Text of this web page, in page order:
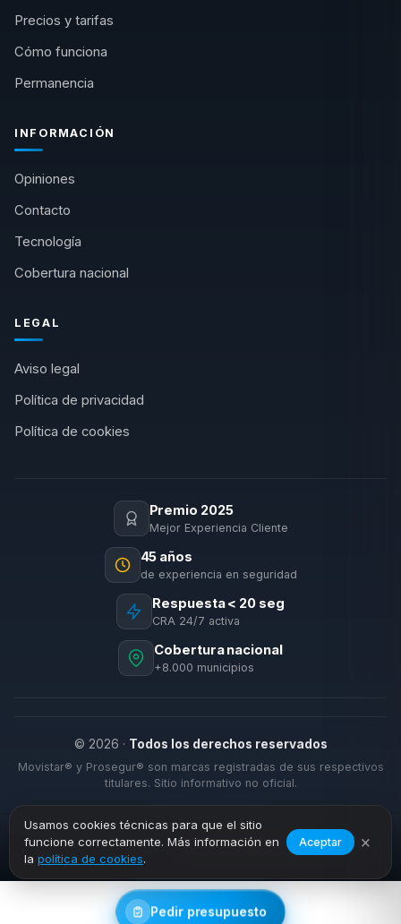
Pedir presupuesto
Usamos cookies técnicas para que el sitio
funcione correctamente. Más información en
la política de cookies.
Aceptar ×
Precios y tarifas
Cómo funciona
Permanencia
INFORMACIÓN
Opiniones
Contacto
Tecnología
Cobertura nacional
LEGAL
Aviso legal
Política de privacidad
Política de cookies
Premio 2025
Mejor Experiencia Cliente
45 años
de experiencia en seguridad
Respuesta < 20 seg
CRA 24/7 activa
Cobertura nacional
+8.000 municipios
© 2026 · Todos los derechos reservados
Movistar® y Prosegur® son marcas registradas de sus respectivos
titulares. Sitio informativo no oficial.
Inicio › Precios › Línea de la Concepción (La)